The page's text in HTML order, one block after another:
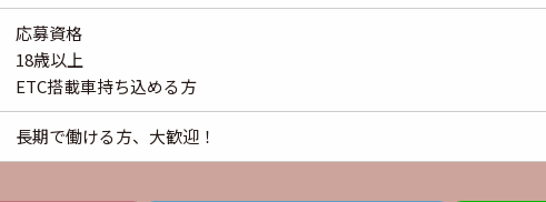
応募資格
18歳以上
ETC搭載車持ち込める方
長期で働ける方、大歓迎！